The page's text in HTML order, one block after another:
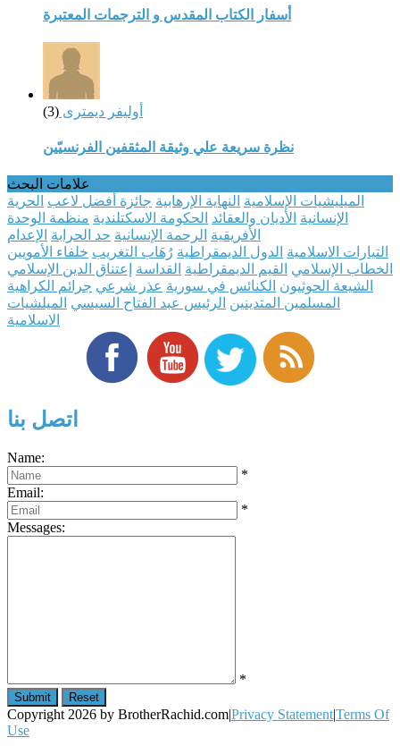
أسفار الكتاب المقدس و الترجمات المعتبرة
أوليفر ديمترى (3)
نظرة سريعة علي وثيقة المثقفين الفرنسيّين
علامات البحث
الميليشيات الإسلامية النهاية الإرهابية جائزة أفضل لاعب الحرية
الإنسانية الأديان والعقائد الحكومة الاسكتلندية منظمة الوحدة
الأفريقية الرحمة الإنسانية حد الحرابة الإعدام
التيارات الاسلامية الدول الديمقراطية رُهَاب التغريب خلفاء الأمويين
الخطاب الإسلامي القيم الديمقراطية القداسة
إعتناق الدين الإسلامي
الشيعة الحوثيون الكنائس في سورية عذر شرعي جرائم الكراهية
المسلمين المتدينين الرئيس عبد الفتاح السيسي الميلشيات
الاسلامية
اتصل بنا
Name:
*
Email:
*
Messages:
*
Copyright 2026 by BrotherRachid.com|Privacy Statement|Terms Of
Use